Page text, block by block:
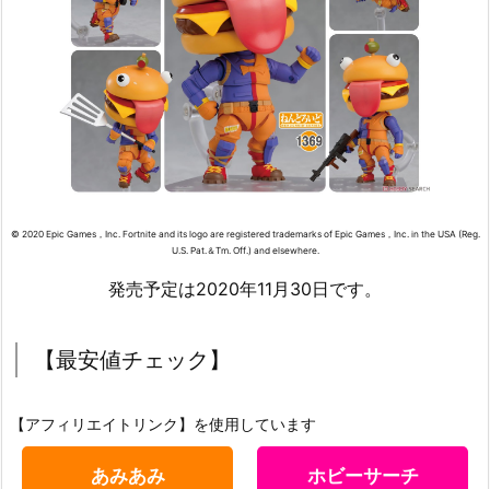
© 2020 Epic Games，Inc. Fortnite and its logo are registered trademarks of Epic Games，Inc. in the USA (Reg.
U.S. Pat.＆Tm. Off.) and elsewhere.
発売予定は2020年11月30日です。
【最安値チェック】
【アフィリエイトリンク】を使用しています
あみあみ ホビーサーチ